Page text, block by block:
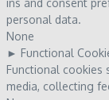
personal data.
None
► Functional
Functional cookies
media, collecting